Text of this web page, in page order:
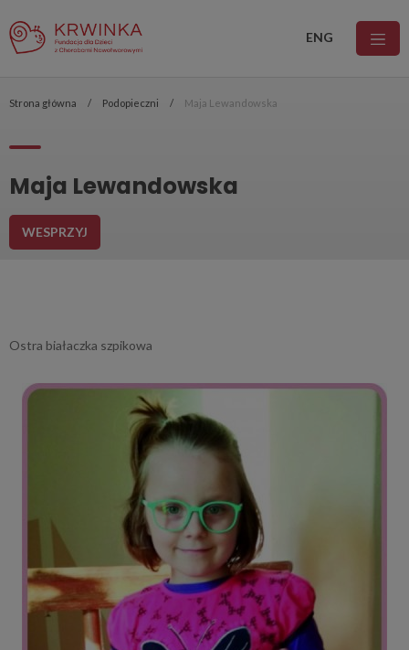
ENG
Strona główna Podopieczni Maja Lewandowska
Maja Lewandowska
WESPRZYJ
Ostra białaczka szpikowa